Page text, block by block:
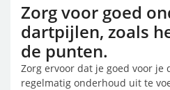
Zorg voor goed
dartpijlen, zoals
de punten.
Zorg ervoor dat je goed voor
regelmatig onderhoud uit te